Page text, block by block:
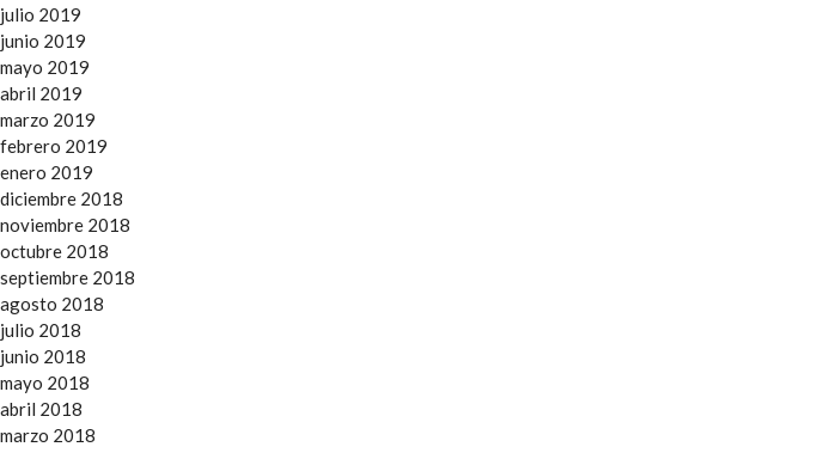
julio 2019
junio 2019
mayo 2019
abril 2019
marzo 2019
febrero 2019
enero 2019
diciembre 2018
noviembre 2018
octubre 2018
septiembre 2018
agosto 2018
julio 2018
junio 2018
mayo 2018
abril 2018
marzo 2018